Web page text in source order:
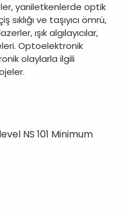
yarıiletkenlerde optik
sıklığı ve taşıyıcı ömrü,
ışık algılayıcılar,
Optoelektronik
olaylarla ilgili
NS 101 Minimum